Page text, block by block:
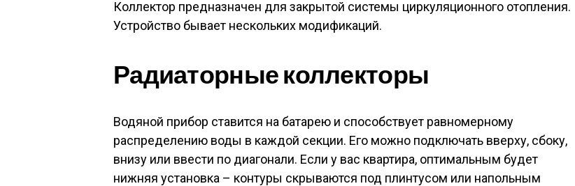
Коллектор предназначен для закрытой системы циркуляционного отопления.
Устройство бывает нескольких модификаций.
Радиаторные коллекторы
Водяной прибор ставится на батарею и способствует равномерному
распределению воды в каждой секции. Его можно подключать вверху, сбоку,
внизу или ввести по диагонали. Если у вас квартира, оптимальным будет
нижняя установка – контуры скрываются под плинтусом или напольным